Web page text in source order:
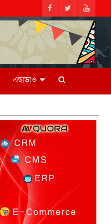
এছাড়াও